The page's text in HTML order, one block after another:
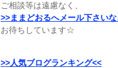
ご相談等は遠慮なく、
>>ままどおるへメール下さいな
お待ちしています☆
>>人気ブログランキング<<